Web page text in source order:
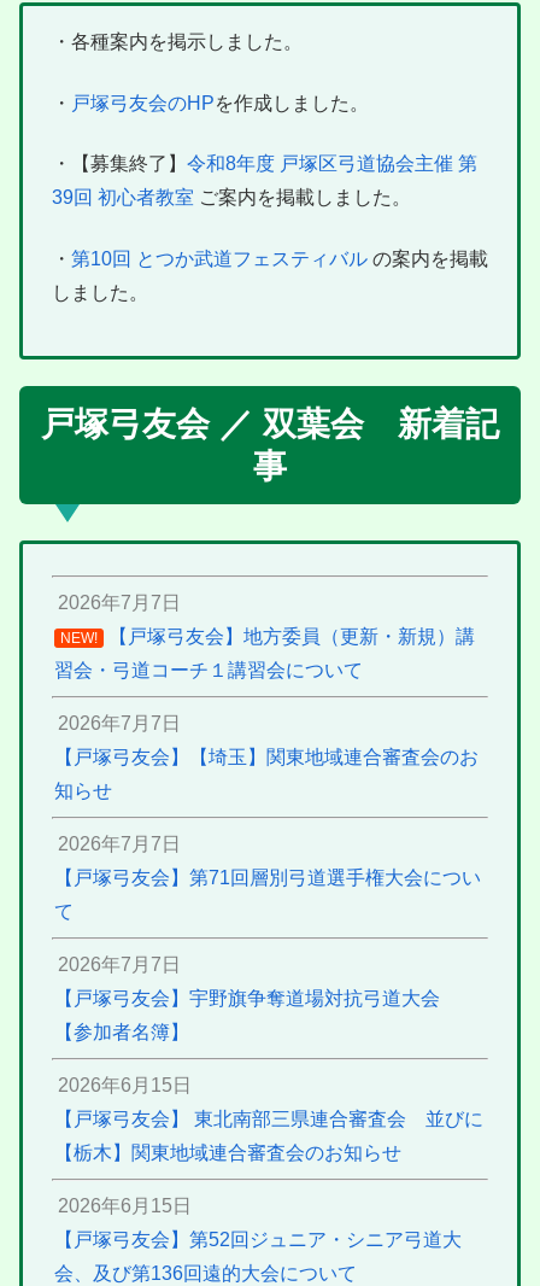
・各種案内を掲示しました。
・ 戸塚弓友会のHPを作成しました。
・【募集終了】 令和8年度 戸塚区弓道協会主催 第
39回 初心者教室 ご案内を掲載しました。
・ 第10回 とつか武道フェスティバル の案内を掲載
しました。
戸塚弓友会 ／ 双葉会 新着記
事
2026年7月7日
NEW!
【戸塚弓友会】地方委員（更新・新規）講
習会・弓道コーチ１講習会について
2026年7月7日
【戸塚弓友会】【埼玉】関東地域連合審査会のお
知らせ
2026年7月7日
【戸塚弓友会】第71回層別弓道選手権大会につい
て
2026年7月7日
【戸塚弓友会】宇野旗争奪道場対抗弓道大会
【参加者名簿】
2026年6月15日
【戸塚弓友会】 東北南部三県連合審査会 並びに
【栃木】関東地域連合審査会のお知らせ
2026年6月15日
【戸塚弓友会】第52回ジュニア・シニア弓道大
会、及び第136回遠的大会について